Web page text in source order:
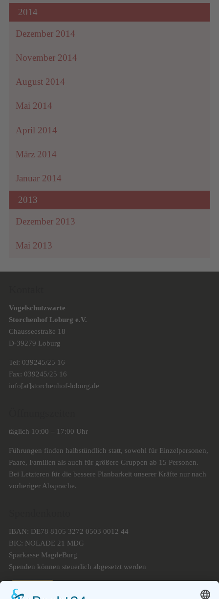
2014
Dezember 2014
November 2014
August 2014
Mai 2014
April 2014
März 2014
Januar 2014
2013
Dezember 2013
Mai 2013
Vogelschutzwarte
Storchenhof Loburg e.V.
Chausseestraße 18
D-39279 Loburg
Tel: 039245/25 16
Fax: 039245/25 16
info[at]storchenhof-loburg.de
täglich 10:00 – 17:00 Uhr
Führungen finden halbstündlich statt, sowohl für Einzelpersonen,
Paare, Familien als auch für größere Gruppen ab 15 Personen.
Bei Letzteren für die bessere Planbarkeit unserer Kräfte nur nach
vorheriger Absprache.
IBAN: DE78 8105 3272 0503 0012 44
BIC: NOLADE 21 MDG
Sparkasse MagdeBurg
Spenden können steuerlich abgesetzt werden